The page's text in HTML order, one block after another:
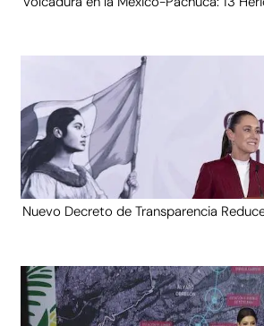
Nuevo Decreto de Transparencia